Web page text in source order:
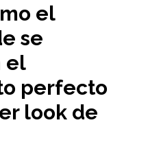
el
se
el
perfecto
look de